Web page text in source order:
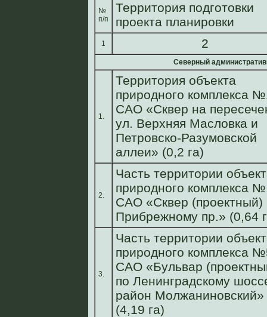
№
п/п
Территория подготовки
проекта планировки
1 2
Северный
1.
Территория объекта
природного комплекса
САО «Сквер на
ул. Верхняя Масловка и
Петровско-Разумовской
аллеи» (0,2 га)
2.
Часть территории
природного комплекса
САО «Сквер (проектный)
Прибрежному пр.» (0,64
3.
Часть территории
природного комплекса
САО «Бульвар
по Ленинградскому
район Молжаниновский»
(4,19 га)